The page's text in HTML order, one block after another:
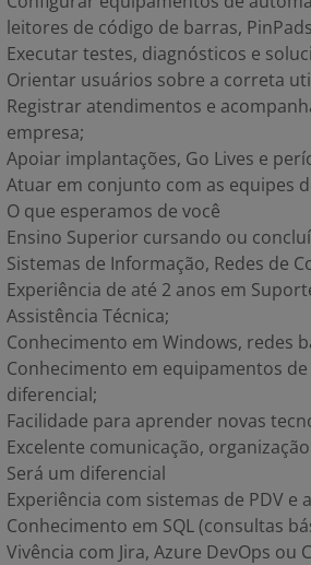
leitores de código de barras,
Executar testes, diagnósticos e
Orientar usuários sobre a correta
Registrar atendimentos e
empresa;
Apoiar implantações, Go Lives e
Atuar em conjunto com as equipes
O que esperamos de você
Ensino Superior cursando ou
Sistemas de Informação, Redes de
Experiência de até 2 anos em
Assistência Técnica;
Conhecimento em Windows, redes
Conhecimento em equipamentos
diferencial;
Facilidade para aprender novas
Excelente comunicação,
Será um diferencial
Experiência com sistemas de PDV e
Conhecimento em SQL (consultas
Vivência com Jira, Azure DevOps ou